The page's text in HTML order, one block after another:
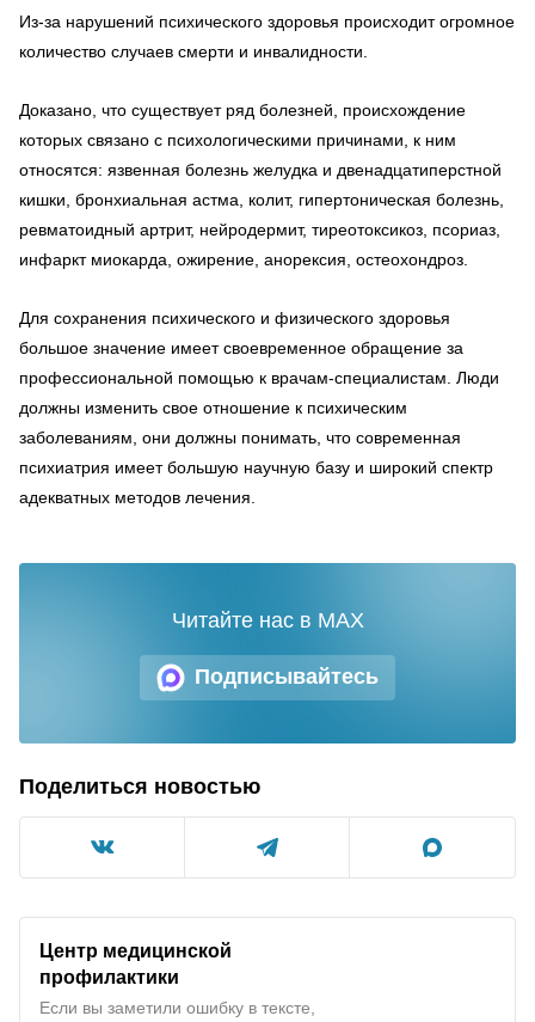
Из-за нарушений психического здоровья происходит огромное
количество случаев смерти и инвалидности.
Доказано, что существует ряд болезней, происхождение
которых связано с психологическими причинами, к ним
относятся: язвенная болезнь желудка и двенадцатиперстной
кишки, бронхиальная астма, колит, гипертоническая болезнь,
ревматоидный артрит, нейродермит, тиреотоксикоз, псориаз,
инфаркт миокарда, ожирение, анорексия, остеохондроз.
Для сохранения психического и физического здоровья
большое значение имеет своевременное обращение за
профессиональной помощью к врачам-специалистам. Люди
должны изменить свое отношение к психическим
заболеваниям, они должны понимать, что современная
психиатрия имеет большую научную базу и широкий спектр
адекватных методов лечения.
Подписывайтесь
Читайте нас в MAX
Поделиться новостью
Центр медицинской
профилактики
Если вы заметили ошибку в тексте,